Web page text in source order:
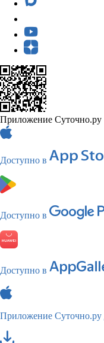
Приложение Суточно.ру
Доступно в
Доступно в
Доступно в
Приложение Суточно.ру